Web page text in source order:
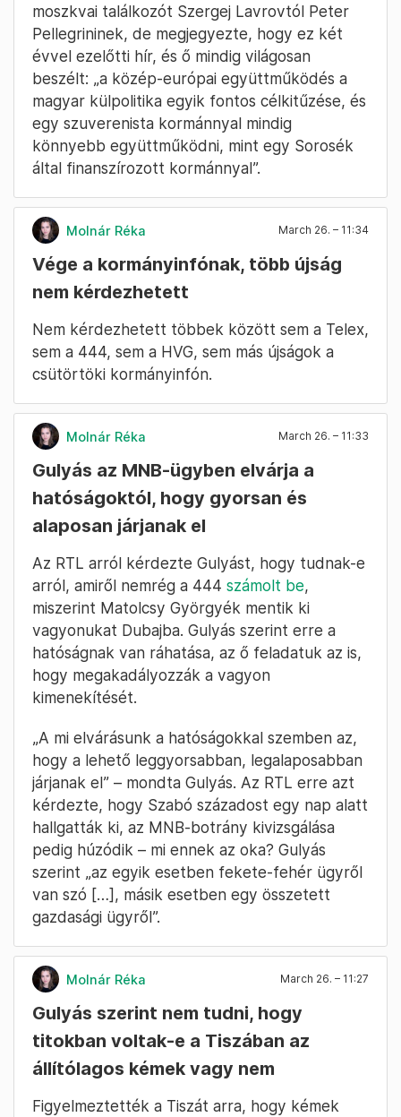
moszkvai találkozót Szergej Lavrovtól Peter
Pellegrininek, de megjegyezte, hogy ez két
évvel ezelőtti hír, és ő mindig világosan
beszélt: „a közép-európai együttműködés a
magyar külpolitika egyik fontos célkitűzése, és
egy szuverenista kormánnyal mindig
könnyebb együttműködni, mint egy Sorosék
által finanszírozott kormánnyal”.
Molnár Réka March 26. – 11:34
Vége a kormányinfónak, több újság
nem kérdezhetett
Nem kérdezhetett többek között sem a Telex,
sem a 444, sem a HVG, sem más újságok a
csütörtöki kormányinfón.
Molnár Réka March 26. – 11:33
Gulyás az MNB-ügyben elvárja a
hatóságoktól, hogy gyorsan és
alaposan járjanak el
Az RTL arról kérdezte Gulyást, hogy tudnak-e
arról, amiről nemrég a 444 számolt be,
miszerint Matolcsy Györgyék mentik ki
vagyonukat Dubajba. Gulyás szerint erre a
hatóságnak van ráhatása, az ő feladatuk az is,
hogy megakadályozzák a vagyon
kimenekítését.
„A mi elvárásunk a hatóságokkal szemben az,
hogy a lehető leggyorsabban, legalaposabban
járjanak el” – mondta Gulyás. Az RTL erre azt
kérdezte, hogy Szabó századost egy nap alatt
hallgatták ki, az MNB-botrány kivizsgálása
pedig húzódik – mi ennek az oka? Gulyás
szerint „az egyik esetben fekete-fehér ügyről
van szó […], másik esetben egy összetett
gazdasági ügyről”.
Molnár Réka March 26. – 11:27
Gulyás szerint nem tudni, hogy
titokban voltak-e a Tiszában az
állítólagos kémek vagy nem
Figyelmeztették a Tiszát arra, hogy kémek